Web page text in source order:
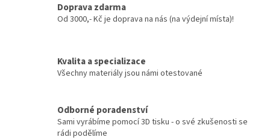
í
k
y
p
i
Doprava zdarma
Od 3000,- Kč je doprava na nás (na výdejní místa)!
Kvalita a specializace
Všechny materiály jsou námi otestované
Odborné poradenství
Sami vyrábíme pomocí 3D tisku - o své zkušenosti se
rádi podělíme